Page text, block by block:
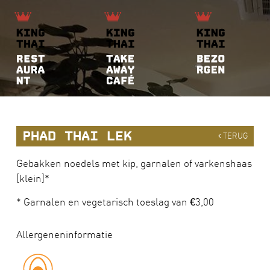
TERUG
PHAD THAI LEK
Gebakken noedels met kip, garnalen of varkenshaas
[klein]*
* Garnalen en vegetarisch toeslag van €3,00
Allergeneninformatie